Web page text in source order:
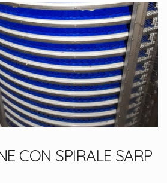
CON SPIRALE SARP